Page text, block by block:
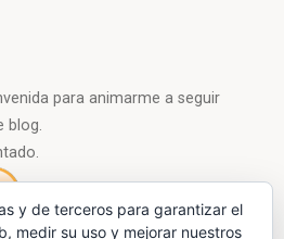
para animarme a seguir
blog.
y de terceros para garantizar el
medir su uso y mejorar nuestros